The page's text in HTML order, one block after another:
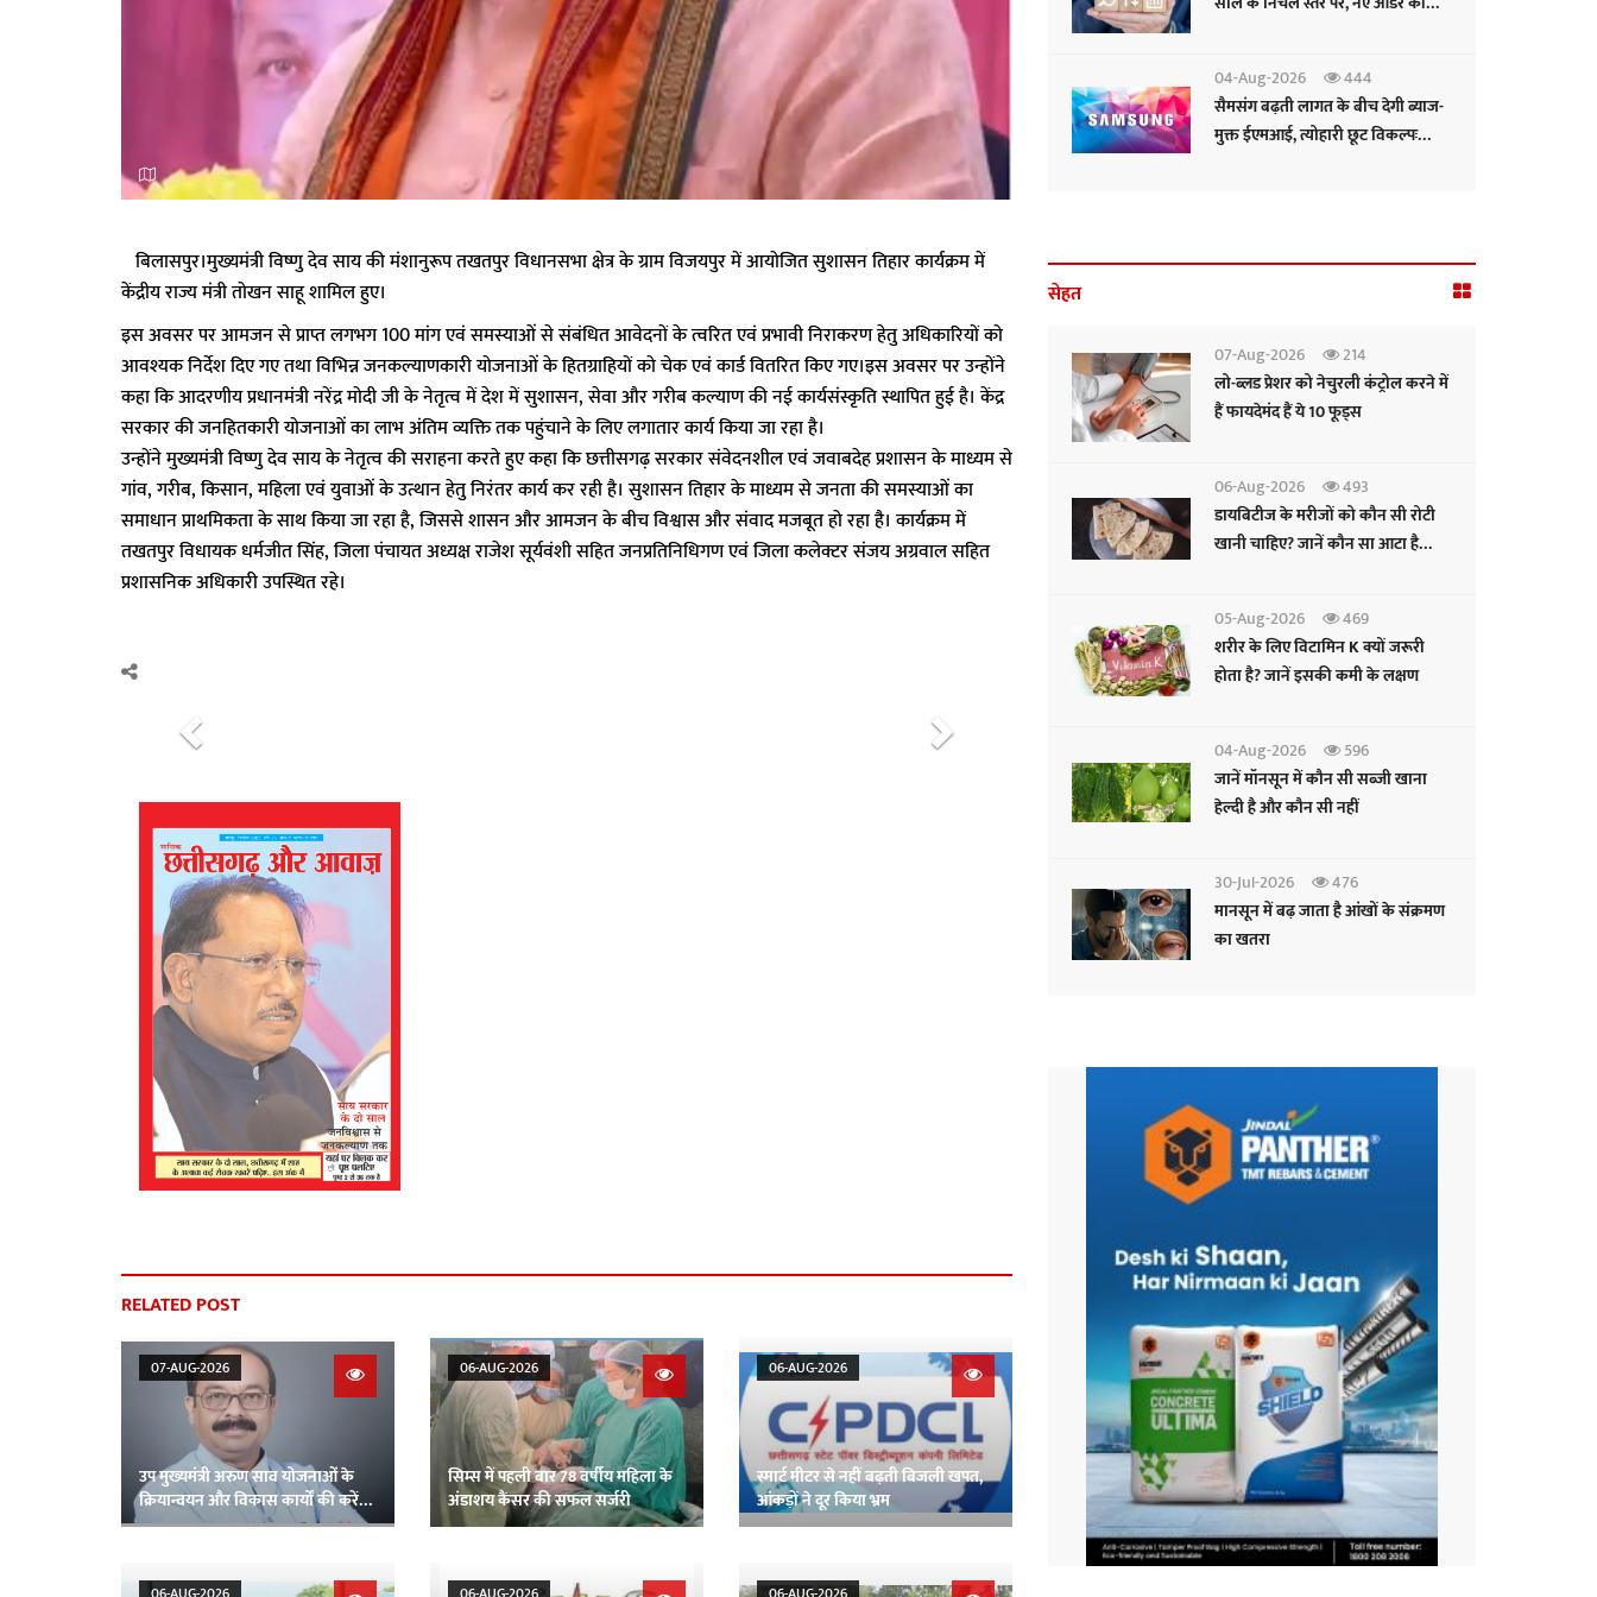
बिलासपुर।मुख्यमंत्री विष्णु देव साय की मंशानुरूप तखतपुर विधानसभा क्षेत्र के ग्राम विजयपुर में आयोजित सुशासन तिहार कार्यक्रम में
केंद्रीय राज्य मंत्री तोखन साहू शामिल हुए।
इस अवसर पर आमजन से प्राप्त लगभग 100 मांग एवं समस्याओं से संबंधित आवेदनों के त्वरित एवं प्रभावी निराकरण हेतु अधिकारियों को
आवश्यक निर्देश दिए गए तथा विभिन्न जनकल्याणकारी योजनाओं के हितग्राहियों को चेक एवं कार्ड वितरित किए गए।इस अवसर पर उन्होंने
कहा कि आदरणीय प्रधानमंत्री नरेंद्र मोदी जी के नेतृत्व में देश में सुशासन, सेवा और गरीब कल्याण की नई कार्यसंस्कृति स्थापित हुई है। केंद्र
सरकार की जनहितकारी योजनाओं का लाभ अंतिम व्यक्ति तक पहुंचाने के लिए लगातार कार्य किया जा रहा है।
उन्होंने मुख्यमंत्री विष्णु देव साय के नेतृत्व की सराहना करते हुए कहा कि छत्तीसगढ़ सरकार संवेदनशील एवं जवाबदेह प्रशासन के माध्यम से
गांव, गरीब, किसान, महिला एवं युवाओं के उत्थान हेतु निरंतर कार्य कर रही है। सुशासन तिहार के माध्यम से जनता की समस्याओं का
समाधान प्राथमिकता के साथ किया जा रहा है, जिससे शासन और आमजन के बीच विश्वास और संवाद मजबूत हो रहा है। कार्यक्रम में
तखतपुर विधायक धर्मजीत सिंह, जिला पंचायत अध्यक्ष राजेश सूर्यवंशी सहित जनप्रतिनिधिगण एवं जिला कलेक्टर संजय अग्रवाल सहित
प्रशासनिक अधिकारी उपस्थित रहे।
P
e
v
i
o
u
s
N
RELATED POST
07-AUG-2026
उप मुख्यमंत्री अरुण साव योजनाओं के
क्रियान्वयन और विकास कार्यों की करेंगे
समीक्षा
06-AUG-2026
सिम्स में पहली बार 78 वर्षीय महिला के
अंडाशय कैंसर की सफल सर्जरी
06-AUG-2026
स्मार्ट मीटर से नहीं बढ़ती बिजली खपत,
आंकड़ों ने दूर किया भ्रम
04-Aug-2026
444
सैमसंग बढ़ती लागत के बीच देगी ब्याज-
मुक्त ईएमआई, त्योहारी छूट विकल्पः
सेहत
07-Aug-2026
214
लो-ब्लड प्रेशर को नेचुरली कंट्रोल करने में
हैं फायदेमंद हैं ये 10 फूड्स
06-Aug-2026
493
डायबिटीज के मरीजों को कौन सी रोटी
खानी चाहिए? जानें कौन सा आटा है
05-Aug-2026
469
शरीर के लिए विटामिन K क्यों जरूरी
होता है? जानें इसकी कमी के लक्षण
04-Aug-2026
596
जानें मॉनसून में कौन सी सब्जी खाना
हेल्दी है और कौन सी नहीं
30-Jul-2026
476
मानसून में बढ़ जाता है आंखों के संक्रमण
का खतरा